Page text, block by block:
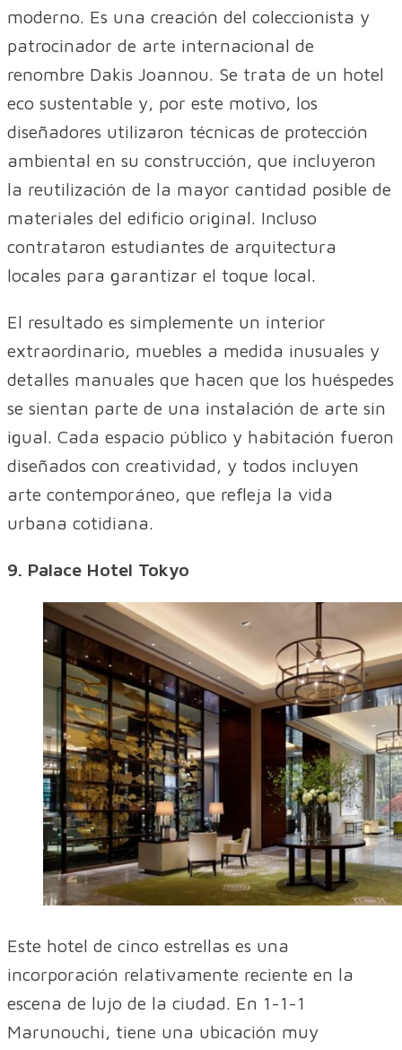
moderno. Es una creación del coleccionista y
patrocinador de arte internacional de
renombre Dakis Joannou. Se trata de un hotel
eco sustentable y, por este motivo, los
diseñadores utilizaron técnicas de protección
ambiental en su construcción, que incluyeron
la reutilización de la mayor cantidad posible de
materiales del edificio original. Incluso
contrataron estudiantes de arquitectura
locales para garantizar el toque local.
El resultado es simplemente un interior
extraordinario, muebles a medida inusuales y
detalles manuales que hacen que los huéspedes
se sientan parte de una instalación de arte sin
igual. Cada espacio público y habitación fueron
diseñados con creatividad, y todos incluyen
arte contemporáneo, que refleja la vida
urbana cotidiana.
9. Palace Hotel Tokyo
Este hotel de cinco estrellas es una
incorporación relativamente reciente en la
escena de lujo de la ciudad. En 1-1-1
Marunouchi, tiene una ubicación muy